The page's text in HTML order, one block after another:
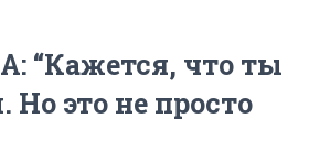
“Кажется, что ты
Но это не просто